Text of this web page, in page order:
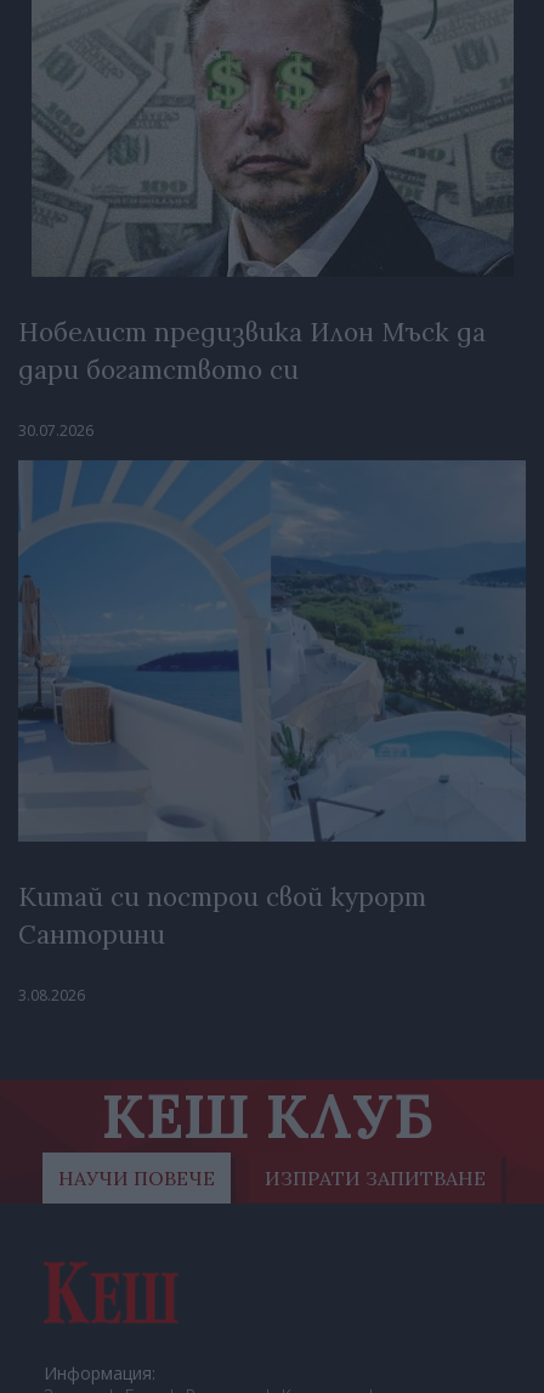
Нобелист предизвика Илон Мъск да
дари богатството си
30.07.2026
Китай си построи свой курорт
Санторини
3.08.2026
КЕШ КЛУБ
НАУЧИ ПОВЕЧЕ ИЗПРАТИ ЗАПИТВАНЕ
Информация: